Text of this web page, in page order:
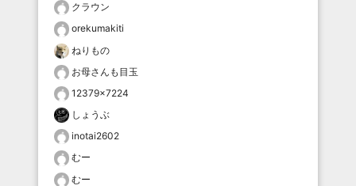
クラウン
orekumakiti
ねりもの
お母さんも目玉
12379×7224
しょうぶ
inotai2602
むー
むー